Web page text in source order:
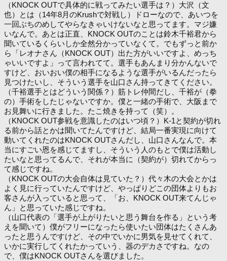
（KNOCK OUTで具体的に戦ってみたい選手は？）大沢（文
也）とは（14年8月のKrushで対戦し）ドローなので、あいつを
一回ぶちのめしてやらなきゃいけないなと思ってます。マジ嫌
いなんで。あとは正直、KNOCK OUTのことは鈴木千裕君から
聞いているくらいしか全然分かっていなくて。でもずっと前か
ら「レオナさん（KNOCK OUT）出た方がいいですよ、めっち
ゃいいですよ」って言われてて。選手もあんまり分かんないで
すけど、おいおい僕の相手になるような選手がいるんだったら
見つけたいし、そういう選手を山口さん持ってきてください。
（千裕選手とはどういう関係？）筋トレ仲間だし、千裕が（拳
の）手術をしたじゃないですか。僕と一緒の手術で、大阪まで
お見舞いに行きました。たこ焼きを持って（笑）。
（KNOCK OUT参戦を意識したのはいつ頃？）K-1と契約が切れ
る前から話とかは聞いてたんですけど、結局一番実現に向けて
動いてくれたのはKNOCK OUTさんだし、山口さんなんで。本
当にすごい恩を感じてますし、そういう人のもとで僕は活動し
たいなと思ってるんで、それが本当に（契約が）切れてからっ
て感じですね。
（KNOCK OUTの大会自体は見ていた？）代々木の大会とかは
よく見に行っていたんですけど、やっぱりどこの団体よりもお
客さんが入っていると思って、「お、KNOCK OUT来てんじゃ
ん」と思っていた感じですね。
（山口代表の「選手が上がりたいと思う舞台を作る」という考
えを聞いて）僕がフリーになったら使いたい団体はたくさんあ
ったと思うんですけど、その中でいかに男気を見せてくれて、
いかに実行してくれたかっていう、器のデカさですね。なの
で、僕はKNOCK OUTさんを選びました。